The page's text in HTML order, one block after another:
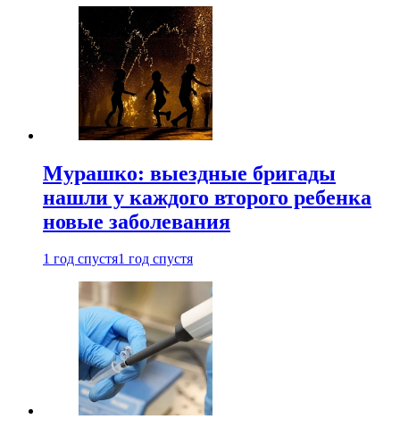
Мурашко: выездные бригады
нашли у каждого второго ребенка
новые заболевания
1 год спустя1 год спустя